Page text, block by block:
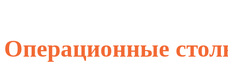
Операционные